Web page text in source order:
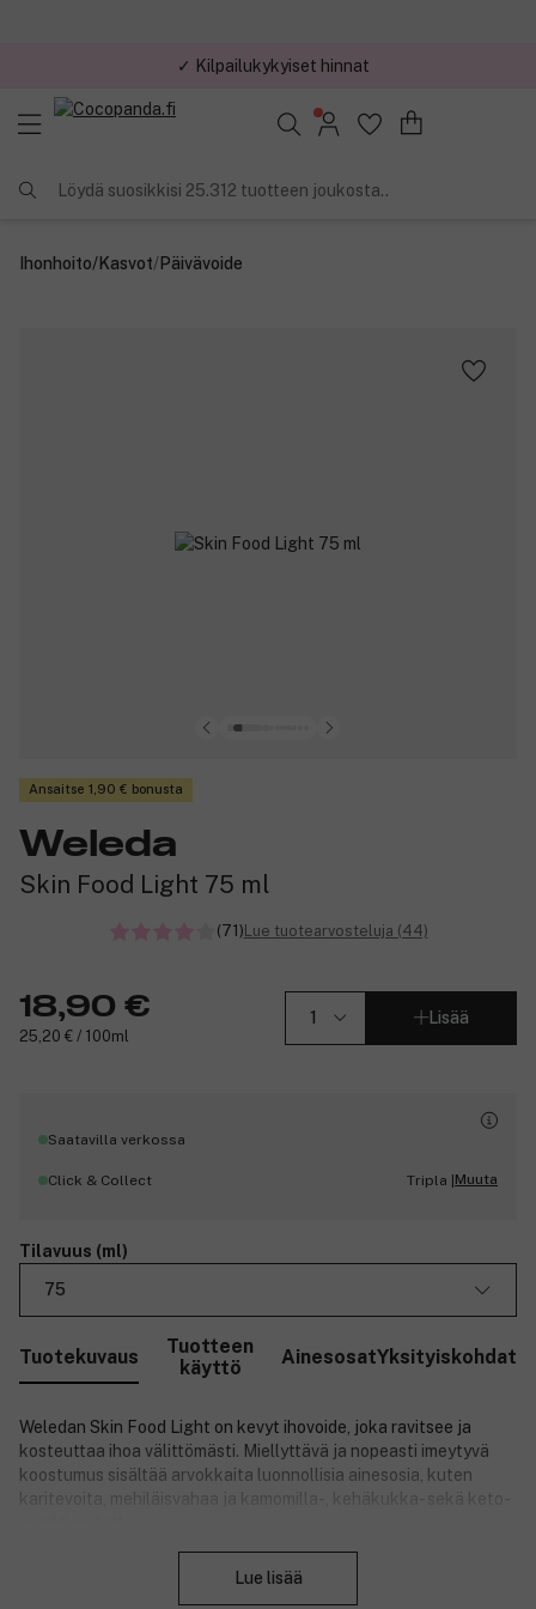
✓ Kilpailukykyiset hinnat
Löydä suosikkisi 25.312 tuotteen joukosta..
Ihonhoito/Kasvot/Päivävoide
Ansaitse 1,90 € bonusta
Weleda
Skin Food Light 75 ml
(71)Lue tuotearvosteluja (44)
18,90 €
25,20 € / 100ml
Lisää
Saatavilla verkossa
Click & Collect Tripla |Muuta
Tilavuus (ml)
75
Tuotekuvaus
Tuotteen
käyttö
AinesosatYksityiskohdat
Weledan Skin Food Light on kevyt ihovoide, joka ravitsee ja
kosteuttaa ihoa välittömästi. Miellyttävä ja nopeasti imeytyvä
koostumus sisältää arvokkaita luonnollisia ainesosia, kuten
karitevoita, mehiläisvahaa ja kamomilla-, kehäkukka- sekä keto-
ihoa pitkäkestoisesti ulkoisilta rasitteilta. Karitevoi vahvistaa
Lue lisää